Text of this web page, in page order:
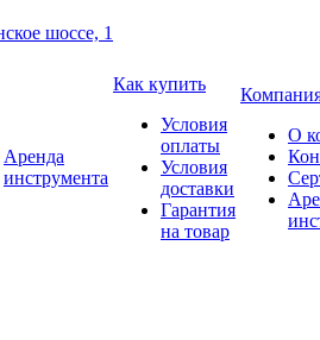
шоссе, 1
Аренда
инструмента
Как купить
Условия
оплаты
Условия
доставки
Гарантия
на товар
О